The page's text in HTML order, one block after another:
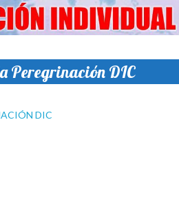
Peregrinación DIC
DIC